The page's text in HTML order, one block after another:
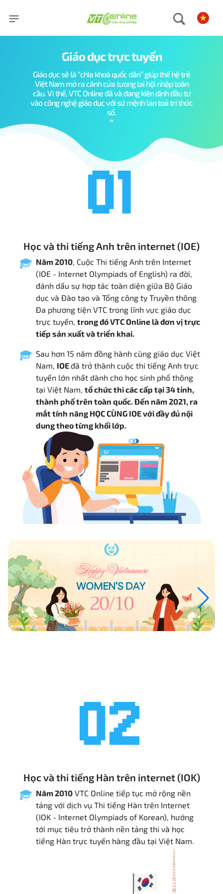
Giáo dục trực tuyến
Giáo dục sẽ là “chìa khoá quốc dân” giúp thế hệ trẻ
Việt Nam mở ra cánh cửa tương lai hội nhập toàn
cầu. Vì thế, VTC Online đã và đang kiên định đầu tư
vào công nghệ giáo dục với sứ mệnh lan toả tri thức
số.
”
01
Học và thi tiếng Anh trên internet (IOE)
Năm 2010 , Cuộc Thi tiếng Anh trên Internet
(IOE - Internet Olympiads of English) ra đời,
đánh dấu sự hợp tác toàn diện giữa Bộ Giáo
dục và Đào tạo và Tổng công ty Truyền thông
Đa phương tiện VTC trong lĩnh vực giáo dục
trực tuyến, trong đó VTC Online là đơn vị trực
tiếp sản xuất và triển khai.
Sau hơn 15 năm đồng hành cùng giáo dục Việt
Nam, IOE đã trở thành cuộc thi tiếng Anh trực
tuyến lớn nhất dành cho học sinh phổ thông
tại Việt Nam, tổ chức thi các cấp tại 34 tỉnh,
thành phố trên toàn quốc. Đến năm 2021, ra
mắt tính năng HỌC CÙNG IOE với đầy đủ nội
dung theo từng khối lớp.
02
Học và thi tiếng Hàn trên internet (IOK)
Năm 2010 VTC Online tiếp tục mở rộng nền
tảng với dịch vụ Thi tiếng Hàn trên Internet
(IOK - Internet Olympiads of Korean), hướng
tới mục tiêu trở thành nền tảng thi và học
tiếng Hàn trực tuyến hàng đầu tại Việt Nam.